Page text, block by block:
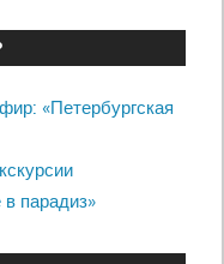
«Петербургская
парадиз»